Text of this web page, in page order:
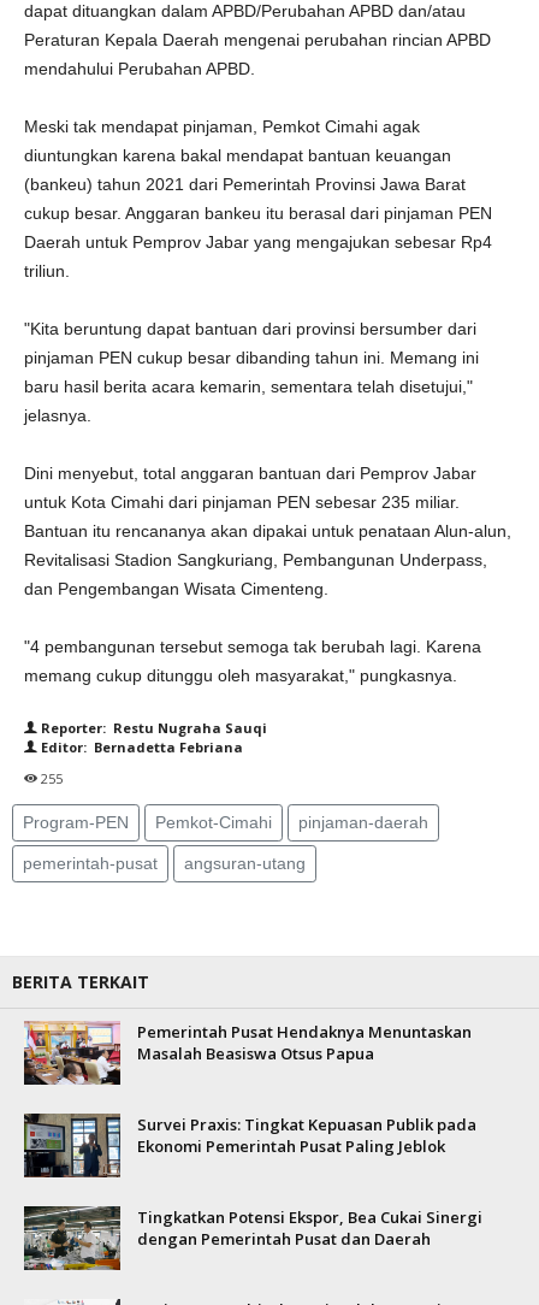
dapat dituangkan dalam APBD/Perubahan APBD dan/atau
Peraturan Kepala Daerah mengenai perubahan rincian APBD
mendahului Perubahan APBD.
Meski tak mendapat pinjaman, Pemkot Cimahi agak
diuntungkan karena bakal mendapat bantuan keuangan
(bankeu) tahun 2021 dari Pemerintah Provinsi Jawa Barat
cukup besar. Anggaran bankeu itu berasal dari pinjaman PEN
Daerah untuk Pemprov Jabar yang mengajukan sebesar Rp4
triliun.
"Kita beruntung dapat bantuan dari provinsi bersumber dari
pinjaman PEN cukup besar dibanding tahun ini. Memang ini
baru hasil berita acara kemarin, sementara telah disetujui,"
jelasnya.
Dini menyebut, total anggaran bantuan dari Pemprov Jabar
untuk Kota Cimahi dari pinjaman PEN sebesar 235 miliar.
Bantuan itu rencananya akan dipakai untuk penataan Alun-alun,
Revitalisasi Stadion Sangkuriang, Pembangunan Underpass,
dan Pengembangan Wisata Cimenteng.
"4 pembangunan tersebut semoga tak berubah lagi. Karena
memang cukup ditunggu oleh masyarakat," pungkasnya.
Reporter: Restu Nugraha Sauqi
Editor: Bernadetta Febriana
255
Program-PEN Pemkot-Cimahi pinjaman-daerah
pemerintah-pusat angsuran-utang
BERITA TERKAIT
Pemerintah Pusat Hendaknya Menuntaskan
Masalah Beasiswa Otsus Papua
Survei Praxis: Tingkat Kepuasan Publik pada
Ekonomi Pemerintah Pusat Paling Jeblok
Tingkatkan Potensi Ekspor, Bea Cukai Sinergi
dengan Pemerintah Pusat dan Daerah